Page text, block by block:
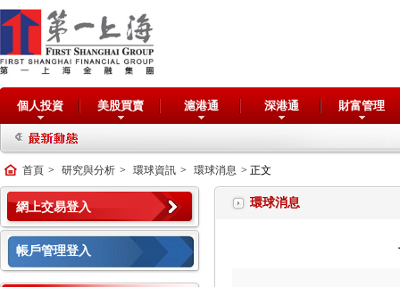
個人投資 美股買賣 滬港通 深港通 財富管理
首頁 > 研究與分析 > 環球資訊 > 環球消息 > 正文
網上交易登入
帳戶管理登入
環球消息